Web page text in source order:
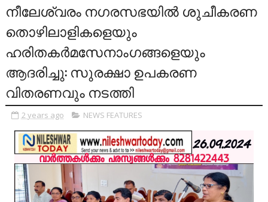
നീലേശ്വരം നഗരസഭയില്‍ ശുചീകരണ
തൊഴിലാളികളെയും
ഹരിതകര്‍മസേനാംഗങ്ങളെയും
ആദരിച്ചു: സുരക്ഷാ ഉപകരണ
വിതരണവും നടത്തി
2 years ago NEWS FEATURES